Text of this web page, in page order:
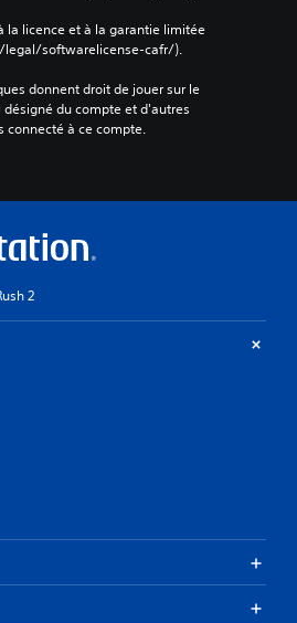
la licence et à la garantie limitée
softwarelicense-cafr/).
donnent droit de jouer sur le
du compte et d'autres
connecté à ce compte.
2